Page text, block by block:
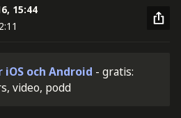
15:44
iOS och Android - gratis:
video, podd